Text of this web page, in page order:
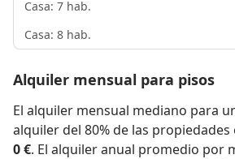
Casa: 7 hab.
Casa: 8 hab.
Alquiler mensual para pisos
El alquiler mensual mediano para
alquiler del 80% de las
0 €. El alquiler anual promedio por